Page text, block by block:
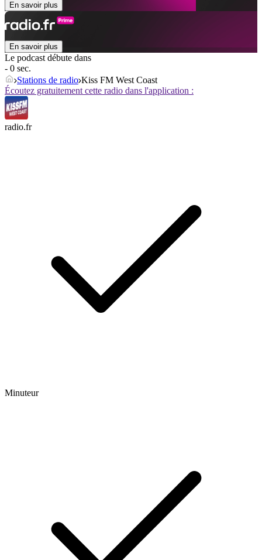
En savoir plus
En savoir plus
Le podcast débute dans
- 0 sec.
Stations de radio Kiss FM West Coast
Écoutez gratuitement cette radio dans l'application :
radio.fr
Minuteur